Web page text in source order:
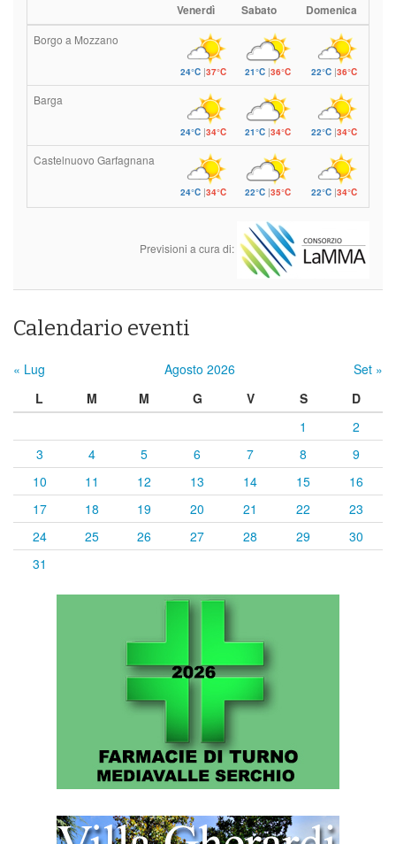
Venerdì Sabato Domenica
Borgo a Mozzano
24°C|37°C 21°C|36°C 22°C |36°C
Barga
24°C|34°C 21°C|34°C 22°C |34°C
Castelnuovo Garfagnana
24°C|34°C 22°C|35°C 22°C |34°C
Previsioni a cura di:
Calendario eventi
« Lug Agosto 2026
Set »
L
M M G V S
D
1
2
3
4 5 6 7 8
9
10
11 12 13 14 15
16
17
18 19 20 21 22
23
24
25 26 27 28 29
30
31